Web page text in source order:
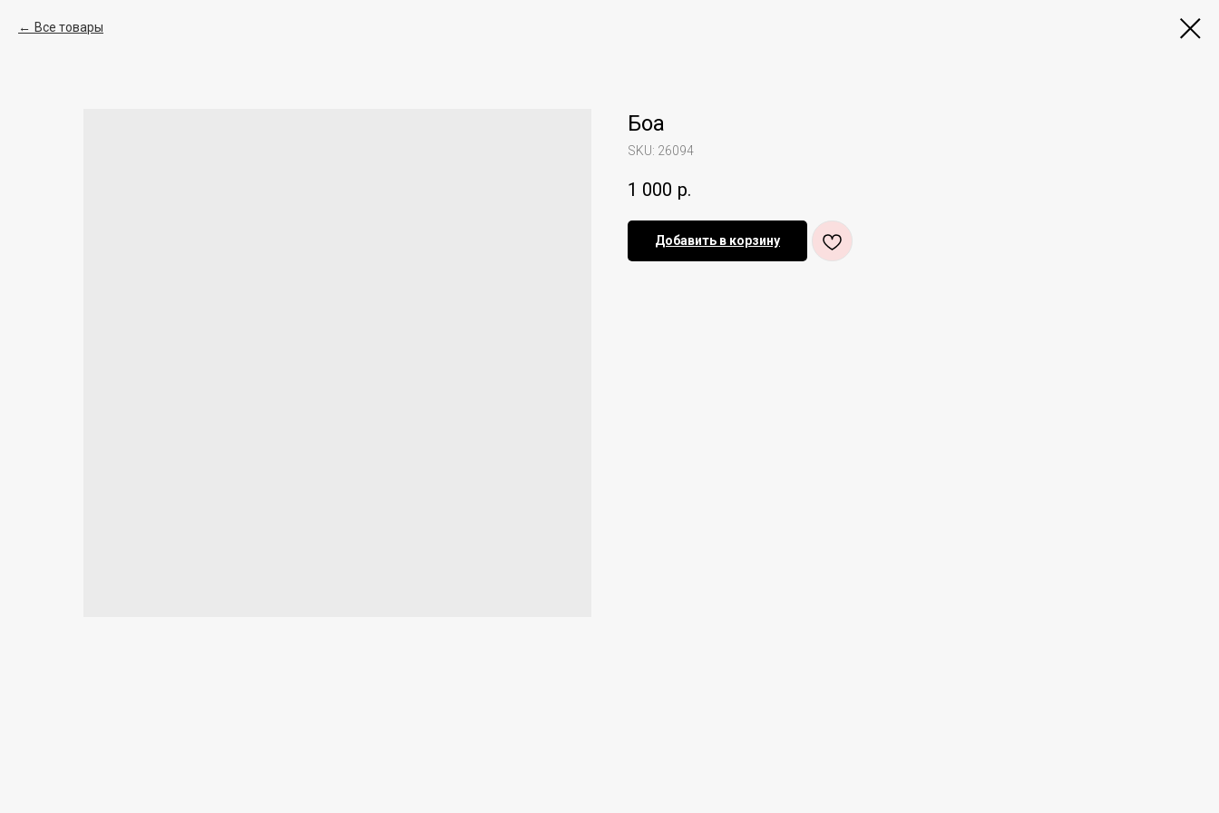
Все товары
Боа
SKU: 26094
1 000 р.
Добавить в корзину